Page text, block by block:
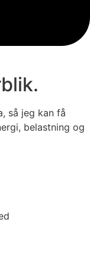
så jeg kan få
belastning og